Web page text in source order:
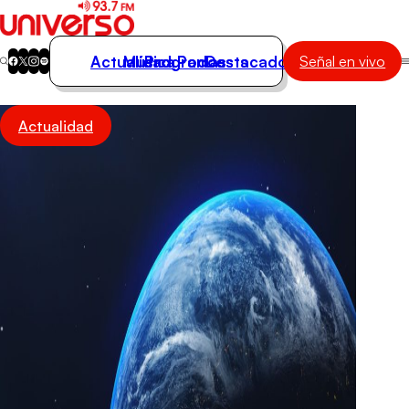
Actualidad
Música
Actualidad
Música
Programas
Podcasts
Destacados Señal en vivo
Actualidad